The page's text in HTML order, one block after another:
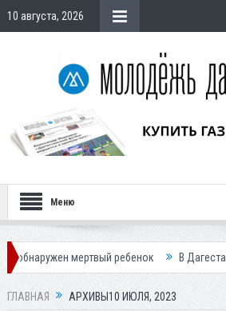
10 августа, 2026
Меню
ребенок В Дагестане 77
ГЛАВНАЯ АРХИВЫ10 ИЮЛЯ, 2023